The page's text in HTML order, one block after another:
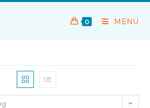
0 MENÜ